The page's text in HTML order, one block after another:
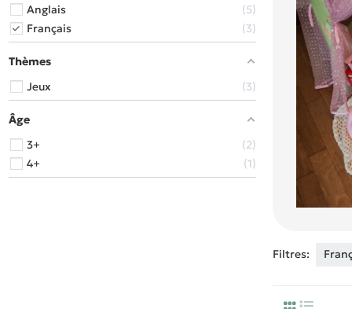
Filtres:
Anglais
5
Français
3
Thèmes
Jeux
3
Âge
3+
2
4+
1